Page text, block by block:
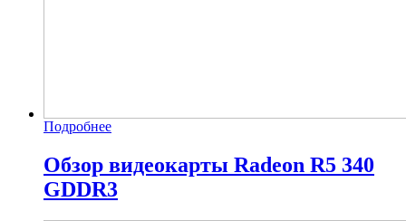
Подробнее
Обзор видеокарты Radeon R5 340
GDDR3